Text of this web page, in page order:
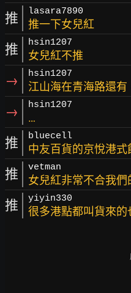
推 lasara7890
推一下女兒紅
推 hsin1207
女兒紅不推
→ hsin1207
江山海在青海路還
→ hsin1207
…
推 bluecell
中友百貨的京悅港式
推 vetman
女兒紅非常不合我們
推 yiyin330
很多港點都叫貨來